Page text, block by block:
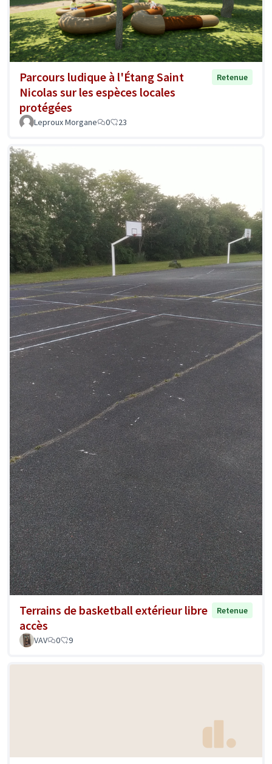
Parcours ludique à l'Étang Saint
Nicolas sur les espèces locales
protégées
Retenue
Leproux Morgane 0 23
Terrains de basketball extérieur libre
accès
Retenue
VAV 0 9